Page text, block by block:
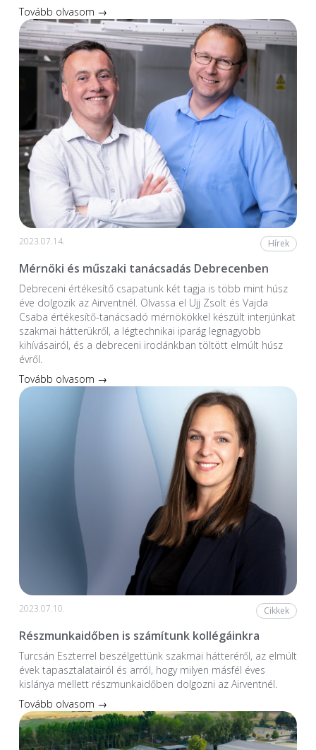
Tovább olvasom →
2023.07.14. Hírek
Mérnöki és műszaki tanácsadás Debrecenben
Debreceni értékesítő csapatunk két tagja is több mint húsz
éve dolgozik az Airventnél. Olvassa el Ujj Zsolt és Vajda
Csaba értékesítő-tanácsadó mérnökökkel készült interjúnkat
szakmai hátterükről, a légtechnikai iparág legnagyobb
kihívásairól, és a debreceni irodánkban töltött elmúlt húsz
évről.
Tovább olvasom →
2023.07.10. Cikkek
Részmunkaidőben is számítunk kollégáinkra
Turcsán Eszterrel beszélgettünk szakmai hátteréről, az elmúlt
évek tapasztalatairól és arról, hogy milyen másfél éves
kislánya mellett részmunkaidőben dolgozni az Airventnél.
Tovább olvasom →